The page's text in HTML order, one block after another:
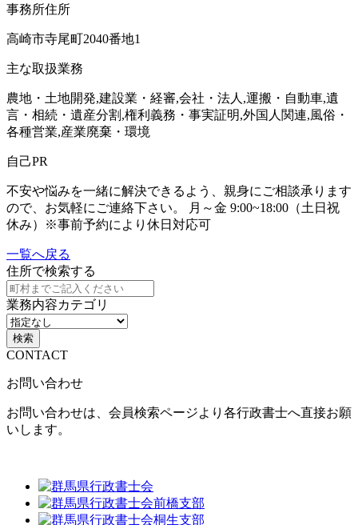
事務所住所
高崎市寺尾町2040番地1
主な取扱業務
農地・土地開発,建設業・経審,会社・法人,運搬・自動車,遺
言・相続・遺産分割,権利義務・事実証明,外国人関連,風俗・
各種営業,産業廃棄・環境
自己PR
不安や悩みを一緒に解決できるよう、親身にご相談承ります
ので、お気軽にご連絡下さい。 月～金 9:00~18:00（土日祝
休み）※事前予約により休日対応可
一覧へ戻る
住所で検索する
業務内容カテゴリ
検索
CONTACT
お問い合わせ
お問い合わせは、会員検索ページより各行政書士へ直接お願
いします。